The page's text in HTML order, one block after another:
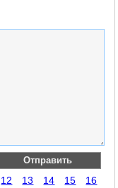
12 13 14 15
16